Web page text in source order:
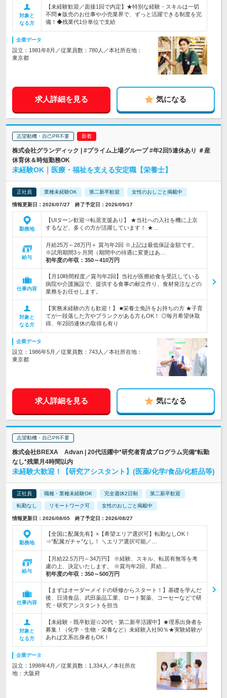
対象と
なる方
【未経験歓迎／面接1回で内定】★特別な経験・スキルは一切
不問★販売のお仕事や小売業界で、ずっと活躍できる制度を完
備！◆残業代1分単位で支給
企業データ
設立：1981年8月／従業員数：780人／本社所在地：
東京都
求人詳細を見る 気になる
志望動機・自己PR不要
株式会社グランディック | #プライム上場グループ #年2回5連休あり ＃産
休育休＆時短勤務OK
未経験OK｜医療・福祉を支える安定職【栄養士】
正社員 業種未経験OK 第二新卒歓迎 女性のおしごと掲載中
情報更新日：2026/07/27 終了予定日：2026/09/17
勤務地
【UIターン歓迎⇒転居支援あり】 ★当社への入社を機に上京
するなど、多くの方が活躍しています！ ★…
給与
月給25万～28万円＋ 賞与年2回 ※上記は最低保証金額です。
※試用期間3ヶ月間（期間中の待遇に変更はあ…
初年度の年収： 350～410万円
仕事内容
【月10時間程度／賞与年2回】当社が医療給食を受託している
病院や介護施設で、提供する食事の献立作り、食材発注などの
業務をお任せします。
対象と
なる方
【実務未経験の方も歓迎！】 ■栄養士免許をお持ちの方 ★子育
てが一段落した方やブランクがある方もOK！ ◎毎月希望休取
得、年2回5連休の取得も有り
企業データ
設立：1986年5月／従業員数：743人／本社所在地：
東京都
求人詳細を見る 気になる
志望動機・自己PR不要
株式会社BREXA Advan | 20代活躍中*研究者育成プログラム完備*転勤
なし*残業月4時間以内
未経験大歓迎！【研究アシスタント】(医薬/化学/食品/化粧品等)
正社員 職種・業種未経験OK 完全週休2日制 第二新卒歓迎
転勤なし リモートワーク可 女性のおしごと掲載中
情報更新日：2026/08/05 終了予定日：2026/08/27
勤務地
【全国に配属先有】×【希望エリア選択可】転勤なしOK！
⇒”配属ガチャ”なし！ ＼エリア選択可能／…
給与
【月給22.5万円～34万円】 ※経験、スキル、転居有無等を考
慮の上、決定いたします。 ※賞与年2回、昇給…
初年度の年収： 350～500万円
仕事内容
【まずはオーダーメイドの研修からスタート！】基礎を学んだ
後、日清食品、武田薬品工業、ロート製薬、コーセーなどで研
究・研究アシスタントを担当
対象と
なる方
【未経験・既卒歓迎☆20代・第二新卒活躍中】★理系出身者を
募集！（化学・生物・栄養など）未経験入社90％★実験経験が
あれば文系出身者もOK！
企業データ
設立：1998年4月／従業員数：1,334人／本社所在
地：大阪府